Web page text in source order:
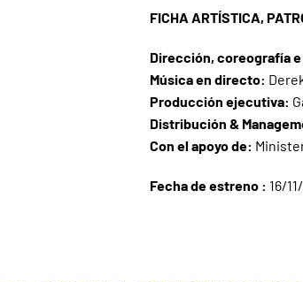
FICHA ARTÍSTICA,
Dirección, coreografía
Música en directo:
Producción ejecutiva:
Distribución &
Con el apoyo de:
Fecha de estreno : 16/